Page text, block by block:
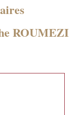
ROUMEZI